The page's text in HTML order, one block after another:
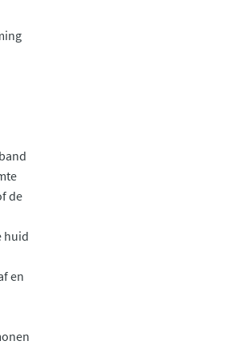
de
huid
en